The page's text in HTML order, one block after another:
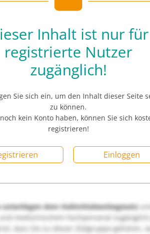
Inhalt ist nur für
registrierte Nutzer
zugänglich!
Sie sich ein, um den Inhalt dieser Seite
zu können.
kein Konto haben, können Sie sich
registrieren!
Einloggen
unterliegen dem Heilmittelwerbegesetz
medizinischem Fachpersonal zugänglich
dass Sie zu dieser Zielgruppe gehören,